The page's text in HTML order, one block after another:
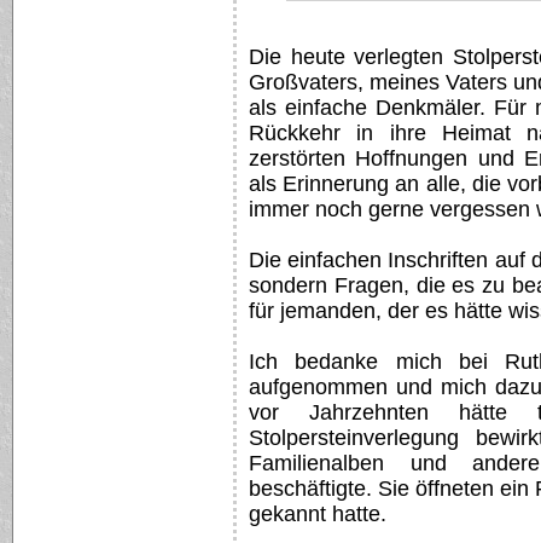
Die heute verlegten
Großvaters, meines Vaters
als einfache Denkmäler. Für
Rückkehr in ihre Heimat
zerstörten Hoffnungen und
als Erinnerung an alle, die
immer noch gerne vergessen
Die einfachen Inschriften auf
sondern Fragen, die es zu
für jemanden, der es hätte
Ich bedanke mich bei
aufgenommen und mich
vor Jahrzehnten
Stolpersteinverlegung
Familienalben und
beschäftigte. Sie öffneten
gekannt hatte.